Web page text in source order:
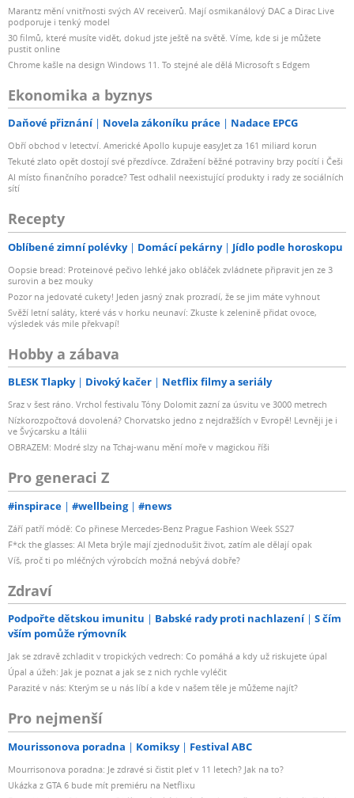
Marantz mění vnitřnosti svých AV receiverů. Mají osmikanálový DAC a Dirac Live
podporuje i tenký model
30 filmů, které musíte vidět, dokud jste ještě na světě. Víme, kde si je můžete
pustit online
Chrome kašle na design Windows 11. To stejné ale dělá Microsoft s Edgem
Ekonomika a byznys
Daňové přiznání Novela zákoníku práce Nadace EPCG
Obří obchod v letectví. Americké Apollo kupuje easyJet za 161 miliard korun
Tekuté zlato opět dostojí své přezdívce. Zdražení běžné potraviny brzy pocítí i Češi
AI místo finančního poradce? Test odhalil neexistující produkty i rady ze sociálních
sítí
Recepty
Oblíbené zimní polévky Domácí pekárny Jídlo podle horoskopu
Oopsie bread: Proteinové pečivo lehké jako obláček zvládnete připravit jen ze 3
surovin a bez mouky
Pozor na jedovaté cukety! Jeden jasný znak prozradí, že se jim máte vyhnout
Svěží letní saláty, které vás v horku neunaví: Zkuste k zelenině přidat ovoce,
výsledek vás mile překvapí!
Hobby a zábava
BLESK Tlapky Divoký kačer Netflix filmy a seriály
Sraz v šest ráno. Vrchol festivalu Tóny Dolomit zazní za úsvitu ve 3000 metrech
Nízkorozpočtová dovolená? Chorvatsko jedno z nejdražších v Evropě! Levněji je i
ve Švýcarsku a Itálii
OBRAZEM: Modré slzy na Tchaj-wanu mění moře v magickou říši
Pro generaci Z
#inspirace #wellbeing #news
Září patří módě: Co přinese Mercedes-Benz Prague Fashion Week SS27
F*ck the glasses: AI Meta brýle mají zjednodušit život, zatím ale dělají opak
Víš, proč ti po mléčných výrobcích možná nebývá dobře?
Zdraví
Podpořte dětskou imunitu Babské rady proti nachlazení
S čím
vším pomůže rýmovník
Jak se zdravě zchladit v tropických vedrech: Co pomáhá a kdy už riskujete úpal
Úpal a úžeh: Jak je poznat a jak se z nich rychle vyléčit
Parazité v nás: Kterým se u nás líbí a kde v našem těle je můžeme najít?
Pro nejmenší
Mourissonova poradna Komiksy Festival ABC
Mourrisonova poradna: Je zdravé si čistit pleť v 11 letech? Jak na to?
Ukázka z GTA 6 bude mít premiéru na Netflixu